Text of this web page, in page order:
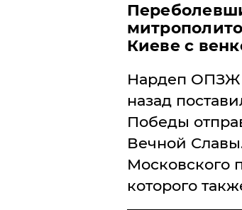
Киеве с
Нардеп ОПЗЖ
назад
Победы
Вечной
Московского
которого